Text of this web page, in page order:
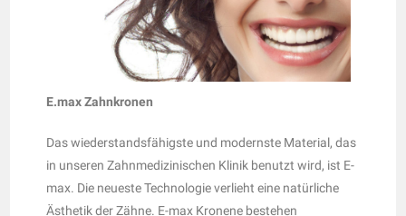
E.max Zahnkronen
Das wiederstandsfähigste und modernste Material, das
in unseren Zahnmedizinischen Klinik benutzt wird, ist E-
max. Die neueste Technologie verlieht eine natürliche
Ästhetik der Zähne. E-max Kronene bestehen